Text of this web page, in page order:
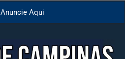
Anuncie Aqui